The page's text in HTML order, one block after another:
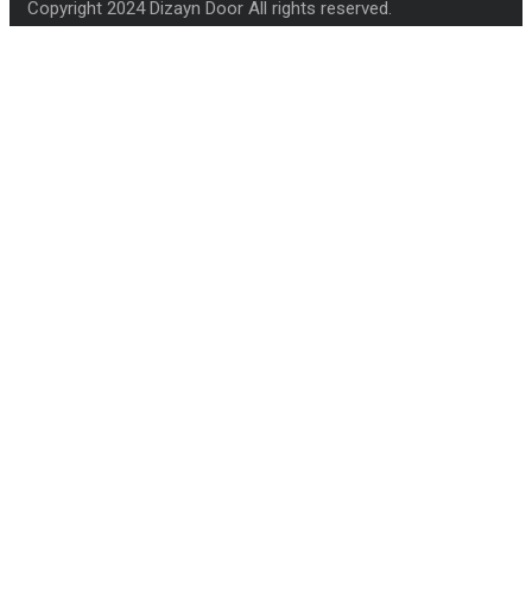
Copyright 2024 Dizayn Door All rights reserved.